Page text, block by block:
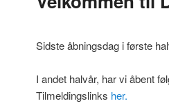
Sidste åbningsdag i første
I andet halvår, har vi åbent
Tilmeldingslinks her.